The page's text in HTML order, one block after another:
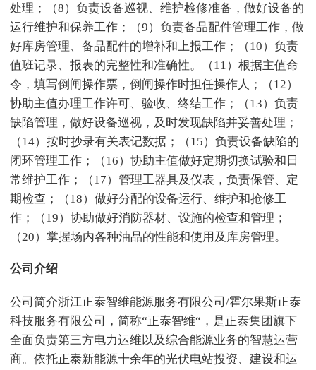
处理；（8）负责设备巡视、维护检修准备，做好设备的
运行维护和保养工作；（9）负责备品配件管理工作，做
好库房管理、备品配件的增补和上报工作；（10）负责
值班记录、报表的完整性和准确性。（11）根据主值命
令，填写倒闸操作票，倒闸操作时担任操作人；（12）
协助主值办理工作许可、验收、终结工作；（13）负责
缺陷管理，做好设备巡视，及时发现缺陷并妥善处理；
（14）按时抄录有关表记数据；（15）负责设备缺陷的
闭环管理工作；（16）协助主值做好定期切换试验和日
常维护工作；（17）管理工器具及仪表，负责保管、定
期检查；（18）做好分配的设备运行、维护和抢修工
作；（19）协助做好消防器材、设施的检查和管理；
（20）掌握场内各种油品的性能和使用及库房管理。
公司介绍
公司简介浙江正泰智维能源服务有限公司/霍尔果斯正泰
科技服务有限公司，简称“正泰智维“，是正泰集团旗下
全面负责第三方电力运维以及综合能源业务的智慧运营
商。依托正泰新能源十余年的光伏电站投资、建设和运